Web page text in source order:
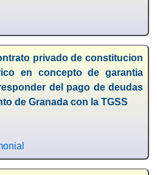
privado de constitucion
en concepto de garantia
del pago de deudas
de Granada con la TGSS